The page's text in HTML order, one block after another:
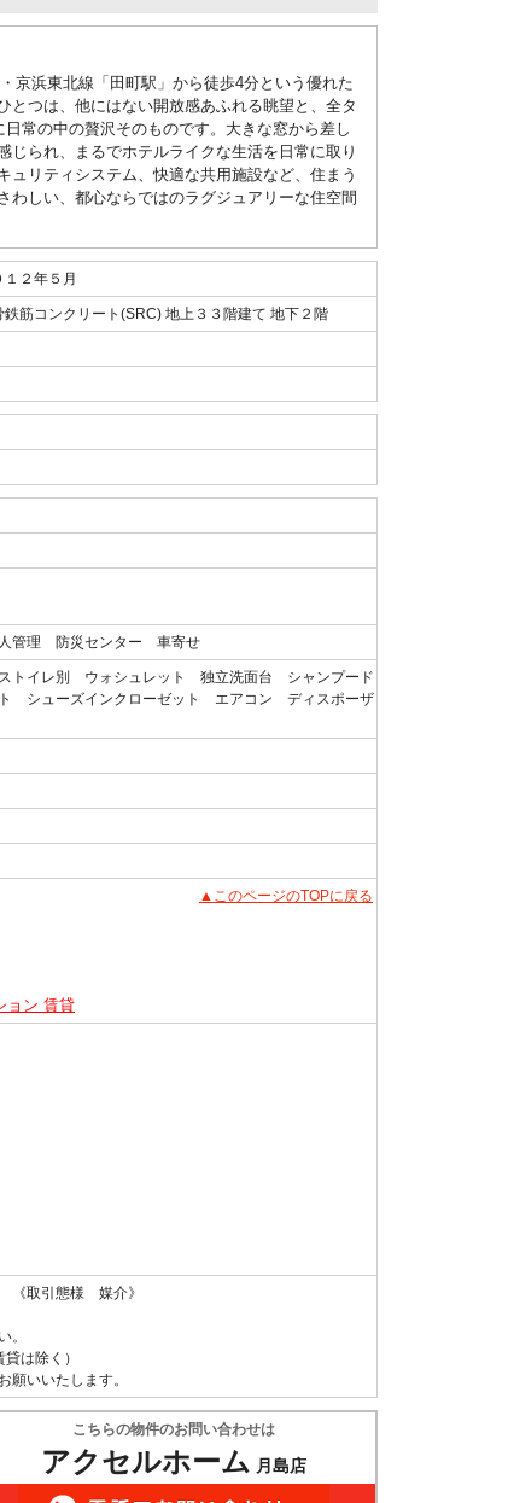
京浜東北線「田町駅」から徒歩4分という優れた
つは、他にはない開放感あふれる眺望と、全タ
常の中の贅沢そのものです。大きな窓から差し
られ、まるでホテルライクな生活を日常に取り
リティシステム、快適な共用施設など、住まう
しい、都心ならではのラグジュアリーな住空間
１２年５月
鉄筋コンクリート(SRC) 地上３３階建て 地下２階
管理 防災センター 車寄せ
トイレ別 ウォシュレット 独立洗面台 シャンプード
シューズインクローゼット エアコン ディスポーザ
▲このページのTOPに戻る
ョン 賃貸
引態様 媒介》
。
は除く）
いいたします。
こちらの物件のお問い合わせは
アクセルホーム 月島店